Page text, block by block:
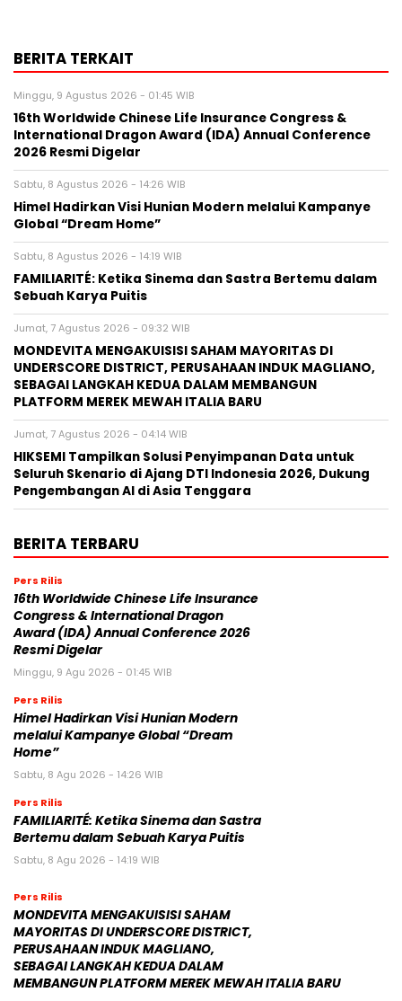
BERITA TERKAIT
Minggu, 9 Agustus 2026 - 01:45 WIB
16th Worldwide Chinese Life Insurance Congress &
International Dragon Award (IDA) Annual Conference
2026 Resmi Digelar
Sabtu, 8 Agustus 2026 - 14:26 WIB
Himel Hadirkan Visi Hunian Modern melalui Kampanye
Global “Dream Home”
Sabtu, 8 Agustus 2026 - 14:19 WIB
FAMILIARITÉ: Ketika Sinema dan Sastra Bertemu dalam
Sebuah Karya Puitis
Jumat, 7 Agustus 2026 - 09:32 WIB
MONDEVITA MENGAKUISISI SAHAM MAYORITAS DI
UNDERSCORE DISTRICT, PERUSAHAAN INDUK MAGLIANO,
SEBAGAI LANGKAH KEDUA DALAM MEMBANGUN
PLATFORM MEREK MEWAH ITALIA BARU
Jumat, 7 Agustus 2026 - 04:14 WIB
HIKSEMI Tampilkan Solusi Penyimpanan Data untuk
Seluruh Skenario di Ajang DTI Indonesia 2026, Dukung
Pengembangan AI di Asia Tenggara
BERITA TERBARU
Pers Rilis
16th Worldwide Chinese Life Insurance
Congress & International Dragon
Award (IDA) Annual Conference 2026
Resmi Digelar
Minggu, 9 Agu 2026 - 01:45 WIB
Pers Rilis
Himel Hadirkan Visi Hunian Modern
melalui Kampanye Global “Dream
Home”
Sabtu, 8 Agu 2026 - 14:26 WIB
Pers Rilis
FAMILIARITÉ: Ketika Sinema dan Sastra
Bertemu dalam Sebuah Karya Puitis
Sabtu, 8 Agu 2026 - 14:19 WIB
Pers Rilis
MONDEVITA MENGAKUISISI SAHAM
MAYORITAS DI UNDERSCORE DISTRICT,
PERUSAHAAN INDUK MAGLIANO,
SEBAGAI LANGKAH KEDUA DALAM
MEMBANGUN PLATFORM MEREK MEWAH ITALIA BARU